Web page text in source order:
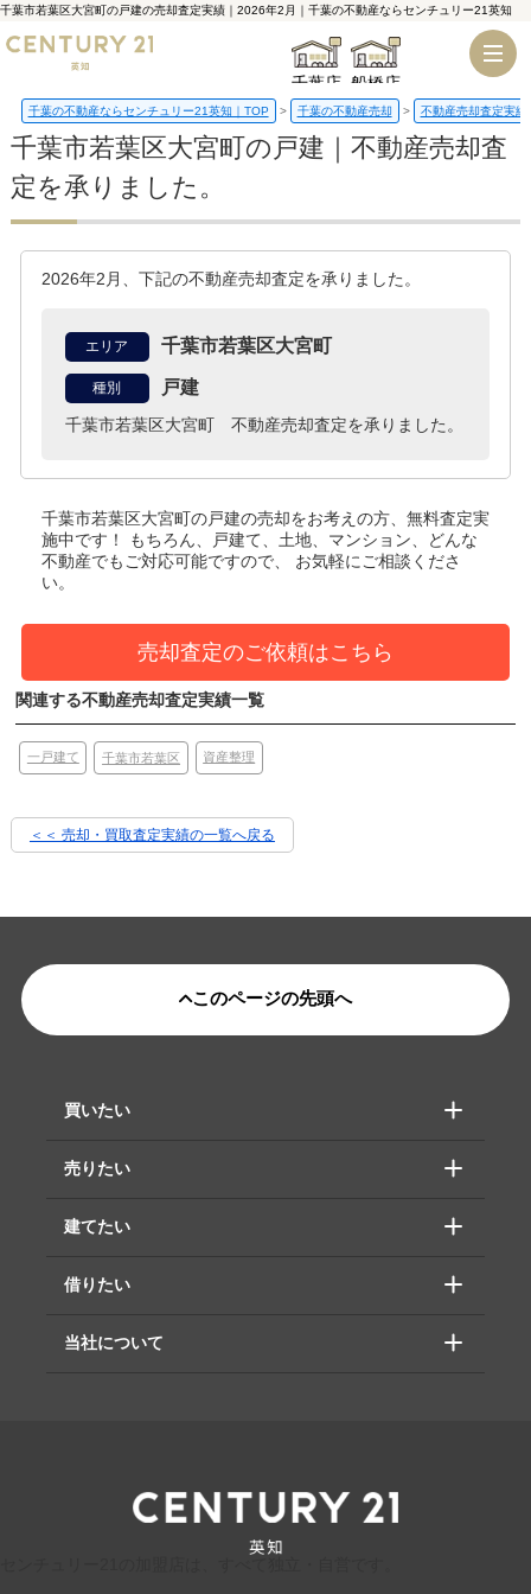
千葉市若葉区大宮町の戸建の売却査定実績｜2026年2月｜千葉の不動産ならセンチュリー21英知
千葉店 船橋店
千葉の不動産ならセンチュリー21英知｜TOP 千葉の不動産売却 不動産売却査定実績
千葉市若葉区大宮町の戸建｜不動産売却査
定を承りました。
2026年2月、下記の不動産売却査定を承りました。
エリア 千葉市若葉区大宮町
種別 戸建
千葉市若葉区大宮町 不動産売却査定を承りました。
千葉市若葉区大宮町の戸建の売却をお考えの方、無料査定実
施中です！
もちろん、戸建て、土地、マンション、どんな
不動産でもご対応可能ですので、 お気軽にご相談くださ
い。
売却査定のご依頼はこちら
関連する不動産売却査定実績一覧
一戸建て 千葉市若葉区 資産整理
＜＜ 売却・買取査定実績の一覧へ戻る
このページの先頭へ
買いたい
売りたい
建てたい
借りたい
当社について